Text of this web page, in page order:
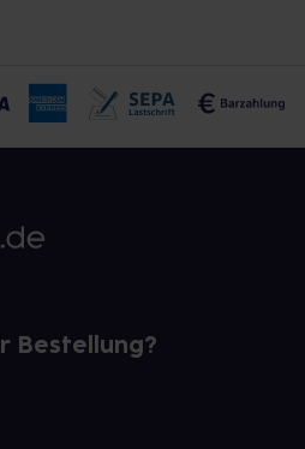
Bestellung?